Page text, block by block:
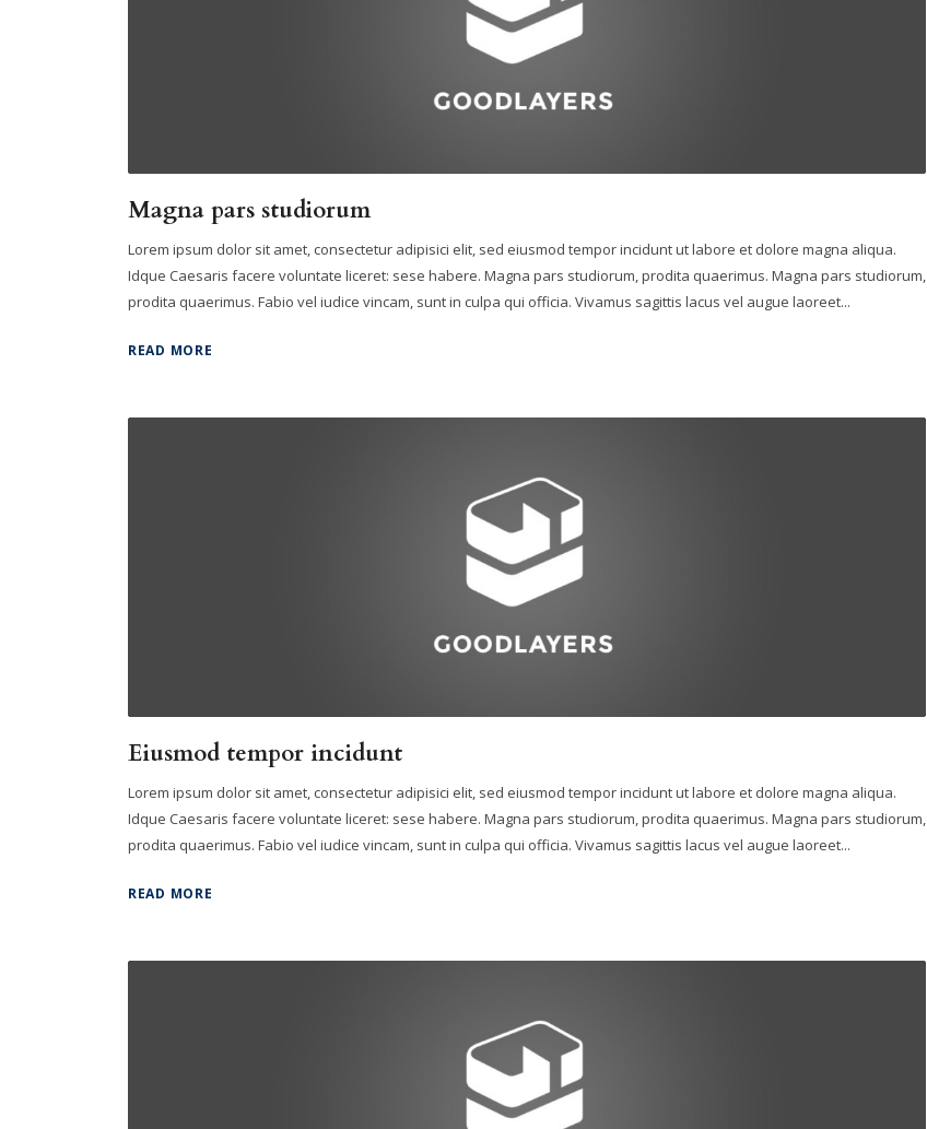
Magna pars studiorum
Lorem ipsum dolor sit amet, consectetur adipisici elit, sed eiusmod tempor incidunt ut labore et dolore magna aliqua.
Idque Caesaris facere voluntate liceret: sese habere. Magna pars studiorum, prodita quaerimus. Magna pars studiorum,
prodita quaerimus. Fabio vel iudice vincam, sunt in culpa qui officia. Vivamus sagittis lacus vel augue laoreet...
READ MORE
Eiusmod tempor incidunt
Lorem ipsum dolor sit amet, consectetur adipisici elit, sed eiusmod tempor incidunt ut labore et dolore magna aliqua.
Idque Caesaris facere voluntate liceret: sese habere. Magna pars studiorum, prodita quaerimus. Magna pars studiorum,
prodita quaerimus. Fabio vel iudice vincam, sunt in culpa qui officia. Vivamus sagittis lacus vel augue laoreet...
READ MORE